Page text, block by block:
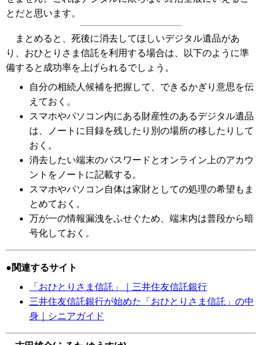
とだと思います。
まとめると、死後に消去してほしいデジタル遺品があ
り、おひとりさま信託を利用する場合は、以下のように準
備すると成功率を上げられるでしょう。
自分の相続人候補を把握して、できるかぎり意思を伝
えておく。
スマホやパソコン内にある財産性のあるデジタル遺品
は、ノートに目録を残したり別の場所の移したりして
おく。
消去したい端末のパスワードとオンライン上のアカウ
ントをノートに記載する。
スマホやパソコン自体は家財としての処理の希望もま
とめておく。
万が一の情報漏洩をふせぐため、端末内は普段から暗
号化しておく。
関連するサイト
「おひとりさま信託」｜三井住友信託銀行
三井住友信託銀行が始めた「おひとりさま信託」の中
身｜シニアガイド